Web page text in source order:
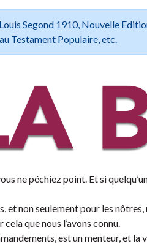
Segond 1910, Nouvelle
Testament Populaire, etc.
ne péchiez point. Et si
non seulement pour les nôtres,
que nous l’avons connu.
est un menteur, et la